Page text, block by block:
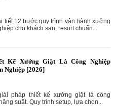
tiết 12 bước quy trình vận hành xưởng
cho khách sạn, resort chuẩn...
Kế Xưởng Giặt Là Công Nghiệp
Nghiệp [2026]
pháp thiết kế xưởng giặt là công
suất. Quy trình setup, lựa chọn...